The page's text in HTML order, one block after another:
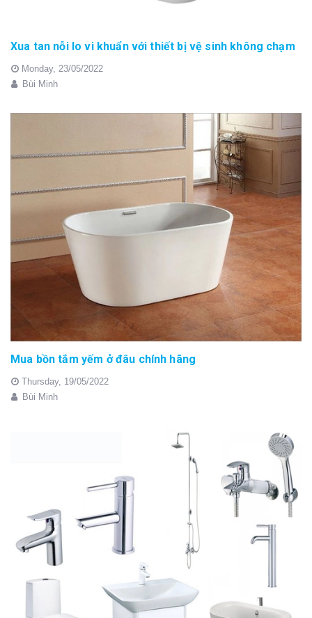
Xua tan nỗi lo vi khuẩn với thiết bị vệ sinh không chạm
Monday, 23/05/2022
Bùi Minh
Mua bồn tắm yếm ở đâu chính hãng
Thursday, 19/05/2022
Bùi Minh